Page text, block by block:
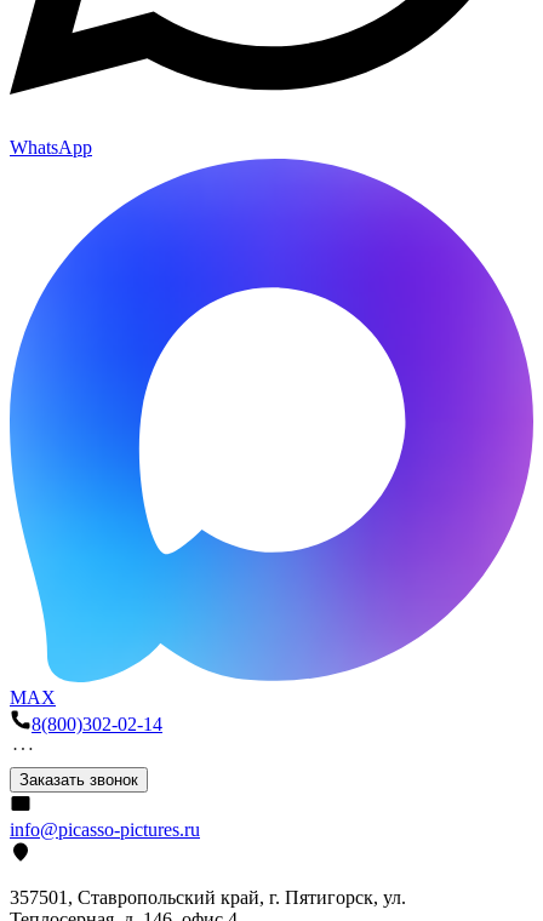
WhatsApp
MAX
8(800)302-02-14
Заказать звонок
info@picasso-pictures.ru
357501, Ставропольский край, г. Пятигорск, ул.